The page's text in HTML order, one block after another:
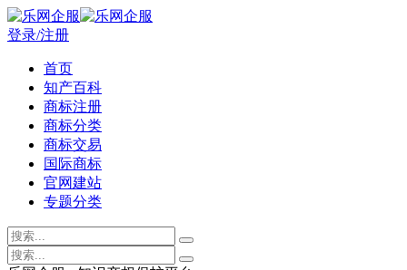
登录/注册
首页
知产百科
商标注册
商标分类
商标交易
国际商标
官网建站
专题分类